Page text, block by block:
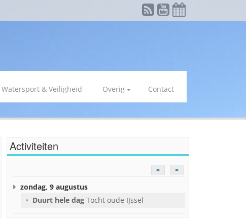
Watersport & Veiligheid Overig Contact
Activiteiten
< >
zondag, 9 augustus
Duurt hele dag Tocht oude IJssel